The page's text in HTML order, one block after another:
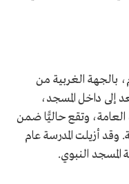
بالجهة الغربية من
إلى داخل المسجد،
العامة، وتقع حاليًّا ضمن
وقد أزيلت المدرسة عام